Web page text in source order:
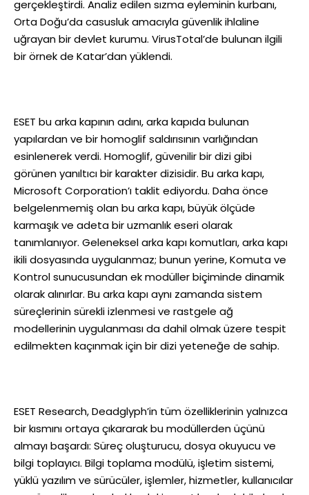
gerçekleştirdi. Analiz edilen sızma eyleminin kurbanı,
Orta Doğu’da casusluk amacıyla güvenlik ihlaline
uğrayan bir devlet kurumu. VirusTotal’de bulunan ilgili
bir örnek de Katar’dan yüklendi.
ESET bu arka kapının adını, arka kapıda bulunan
yapılardan ve bir homoglif saldırısının varlığından
esinlenerek verdi. Homoglif, güvenilir bir dizi gibi
görünen yanıltıcı bir karakter dizisidir. Bu arka kapı,
Microsoft Corporation’ı taklit ediyordu. Daha önce
belgelenmemiş olan bu arka kapı, büyük ölçüde
karmaşık ve adeta bir uzmanlık eseri olarak
tanımlanıyor. Geleneksel arka kapı komutları, arka kapı
ikili dosyasında uygulanmaz; bunun yerine, Komuta ve
Kontrol sunucusundan ek modüller biçiminde dinamik
olarak alınırlar. Bu arka kapı aynı zamanda sistem
süreçlerinin sürekli izlenmesi ve rastgele ağ
modellerinin uygulanması da dahil olmak üzere tespit
edilmekten kaçınmak için bir dizi yeteneğe de sahip.
ESET Research, Deadglyph’in tüm özelliklerinin yalnızca
bir kısmını ortaya çıkararak bu modüllerden üçünü
almayı başardı: Süreç oluşturucu, dosya okuyucu ve
bilgi toplayıcı. Bilgi toplama modülü, işletim sistemi,
yüklü yazılım ve sürücüler, işlemler, hizmetler, kullanıcılar